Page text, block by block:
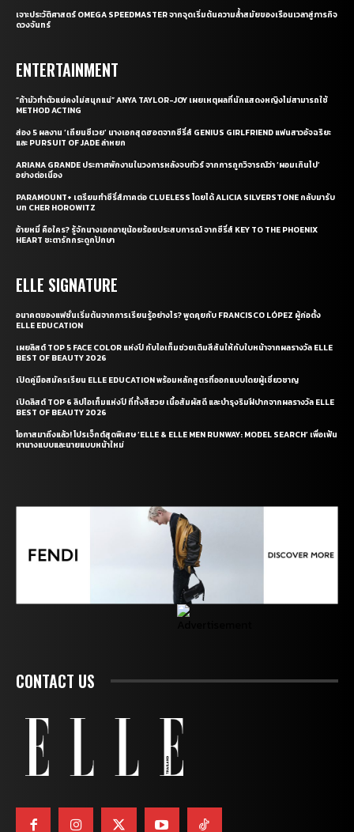
เจาะประวัติศาสตร์ OMEGA SPEEDMASTER จากจุดเริ่มต้นความล้ำสมัยของเรือนเวลาสู่ภารกิจ
ดวงจันทร์
ENTERTAINMENT
“ถ้ามัวทำตัวแย่คงไม่สนุกแน่” ANYA TAYLOR-JOY เผยเหตุผลที่นักแสดงหญิงไม่สามารถใช้
METHOD ACTING
ส่อง 5 ผลงาน ‘เถียนซีเวย’ นางเอกสุดฮอตจากซีรี่ส์ GENIUS GIRLFRIEND แฟนสาวอัจฉริยะ
และ PURSUIT OF JADE ล่าหยก
ARIANA GRANDE ประกาศพักงานในวงการหลังจบทัวร์ จากการถูกวิจารณ์ว่า ‘ผอมเกินไป’
อย่างต่อเนื่อง
PARAMOUNT+ เตรียมทำซีรี่ส์ภาคต่อ CLUELESS โดยได้ ALICIA SILVERSTONE กลับมารับ
บท CHER HOROWITZ
อ้ายหมี่ คือใคร? รู้จักนางเอกอายุน้อยร้อยประสบการณ์ จากซีรี่ส์ KEY TO THE PHOENIX
HEART ชะตารักกระดูกปักษา
ELLE SIGNATURE
อนาคตของแฟชั่นเริ่มต้นจากการเรียนรู้อย่างไร? พูดคุยกับ FRANCISCO LÓPEZ ผู้ก่อตั้ง
ELLE EDUCATION
เผยลิสต์ TOP 5 FACE COLOR แห่งปี กับไอเท็มช่วยเติมสีสันให้กับใบหน้าจากผลรางวัล ELLE
BEST OF BEAUTY 2026
เปิดคู่มือสมัครเรียน ELLE EDUCATION พร้อมหลักสูตรที่ออกแบบโดยผู้เชี่ยวชาญ
เปิดลิสต์ TOP 6 ลิปไอเท็มแห่งปี ที่ทั้งสีสวย เนื้อสัมผัสดี และบำรุงริมฝีปากจากผลรางวัล ELLE
BEST OF BEAUTY 2026
โอกาสมาถึงแล้ว! โปรเจ็กต์สุดพิเศษ ‘ELLE & ELLE MEN RUNWAY: MODEL SEARCH’ เพื่อเฟ้น
หานางแบบและนายแบบหน้าใหม่
CONTACT US